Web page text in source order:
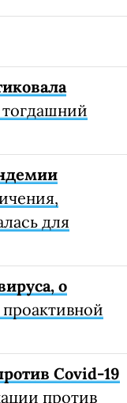
для
о
Covid-19
против